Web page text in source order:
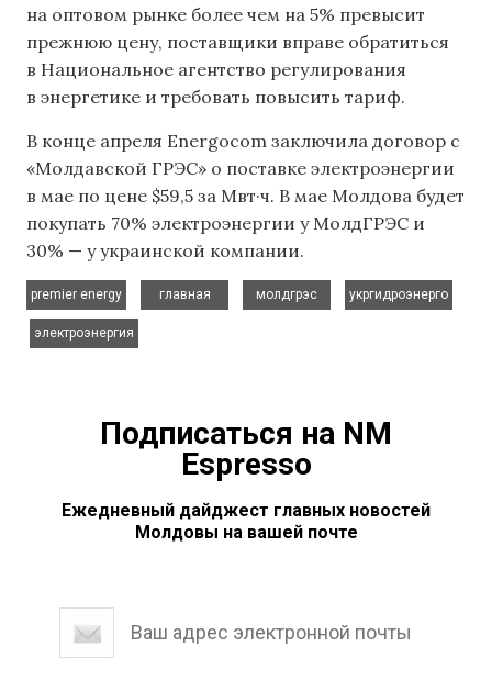
на оптовом рынке более чем на 5% превысит
прежнюю цену, поставщики вправе обратиться
в Национальное агентство регулирования
в энергетике и требовать повысить тариф.
В конце апреля Energocom заключила договор с
«Молдавской ГРЭС» о поставке электроэнергии
в мае по цене $59,5 за Мвт·ч. В мае Молдова будет
покупать 70% электроэнергии у МолдГРЭС и
30% — у украинской компании.
premier energy
главная
молдгрэс
укргидроэнерго
электроэнергия
Подписаться на NM
Espresso
Ежедневный дайджест главных новостей
Молдовы на вашей почте